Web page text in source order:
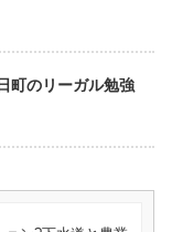
町のリーガル勉強